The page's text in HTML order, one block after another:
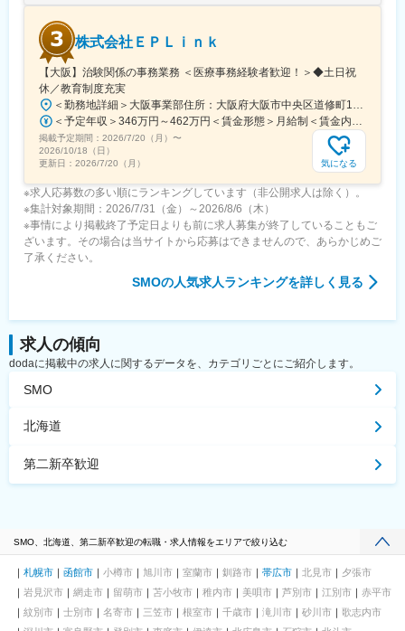
変更の範囲：会社の定める業務
株式会社ＥＰＬｉｎｋ
【大阪】治験関係の事務業務 ＜医療事務経験者歓迎！＞◆土日祝
休／教育制度充実
＜勤務地詳細＞大阪事業部住所：大阪府大阪市中央区道修町1-5-18 朝日生命道修町ビル3階勤務地最寄駅：大阪市営堺筋線／北浜駅受動喫煙対策：敷地内全面禁煙変更の範囲：会社の定める事業所
＜予定年収＞346万円～462万円＜賃金形態＞月給制＜賃金内訳＞月額（基本給）：210,500円～277,900円その他固定手当/月：8,000円～15,000円＜月給＞218,500円～292,900円＜昇給有無＞有＜残業手当＞有＜給与補足＞前職・経験を考慮の上、決定致します。■年収内訳＝基本給×12ヶ月＋賞与（基本給×4ヶ月)■賞与：年2回（6月、12月）／昇給：年1回（10月）※業績に応じ、決算賞与（秋季賞与）支給の場合あり（10月）■時間外・休日出勤手当等の割増賃金は別途支給賃金はあくまでも目安の金額であり、選考を通じて上下する可能性があります。月給(月額)は固定手当を含めた表記です。
掲載予定期間： 2026/7/20（月） 〜
2026/10/18（日）
更新日： 2026/7/20（月） 気になる
※求人応募数の多い順にランキングしています（非公開求人は除く）。
※集計対象期間：2026/7/31（金）～2026/8/6（木）
※事情により掲載終了予定日よりも前に求人募集が終了していることもご
ざいます。その場合は当サイトから応募はできませんので、あらかじめご
了承ください。
SMOの人気求人ランキングを詳しく見る
求人の傾向
dodaに掲載中の求人に関するデータを、カテゴリごとにご紹介します。
SMO
北海道
第二新卒歓迎
SMO、北海道、第二新卒歓迎の転職・求人情報をエリアで絞り込む
札幌市 函館市 小樽市 旭川市 室蘭市 釧路市 帯広市 北見市
夕張市
岩見沢市
網走市 留萌市 苫小牧市 稚内市 美唄市 芦別市 江別市
赤平市
紋別市
士別市 名寄市 三笠市 根室市 千歳市 滝川市 砂川市
歌志内市